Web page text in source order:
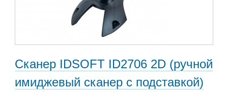
Сканер IDSOFT ID2706 2D (ручной
имиджевый сканер c подставкой)